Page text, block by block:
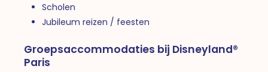
Scholen
Jubileum reizen / feesten
Groepsaccommodaties bij Disneyland®
Paris